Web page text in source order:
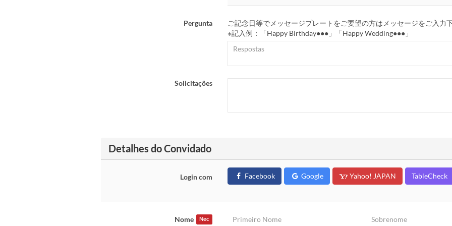
Pergunta
ご記念日等でメッセージプレートをご要望の方はメッセージをご入力
※記入例：「Happy Birthday●●●」「Happy Wedding●●●」
Solicitações
Detalhes do Convidado
Login com Facebook Google Yahoo! JAPAN TableCheck
Nome Nec